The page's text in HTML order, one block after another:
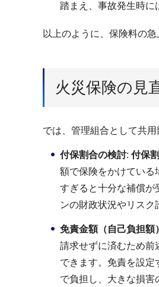
踏まえ、事故発生時に
以上のように、保険料の
火災保険の見
では、管理組合として共
付保割合の検討: 付保
額で保険をかけている
すぎると十分な補償が
ンの財政状況やリスク
免責金額（自己負担額
請求せずに済むため前
できます。免責を設
で負担し、大きな損害